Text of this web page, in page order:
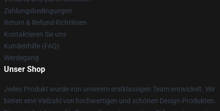
Zahlungsbedingungen
Return & Refund Richtlinien
Kontaktieren Sie uns
Kundenhilfe (FAQ)
Werdegang
Unser Shop
Jedes Produkt wurde von unserem erstklassigen Team entwickelt. Wir
bieten eine Vielzahl von hochwertigen und schönen Design-Produkten.